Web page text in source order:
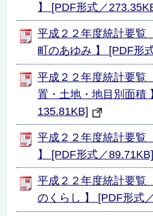
】 [PDF形式／
平成２２年度統計要
町のあゆみ 】 [PDF形
平成２２年度統計要
置・土地・地目別面積
135.81KB]
平成２２年度統計要
】 [PDF形式／89.71KB]
平成２２年度統計要
のくらし 】 [PDF形式